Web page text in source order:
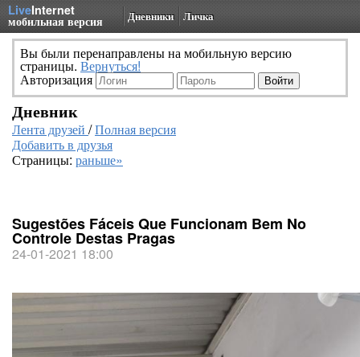
LiveInternet
мобильная версия Дневники Личка
Вы были перенаправлены на мобильную версию
страницы. Вернуться!
Авторизация
Дневник
Лента друзей /Полная версия
Добавить в друзья
Страницы: раньше»
Sugestões Fáceis Que Funcionam Bem No
Controle Destas Pragas
24-01-2021 18:00